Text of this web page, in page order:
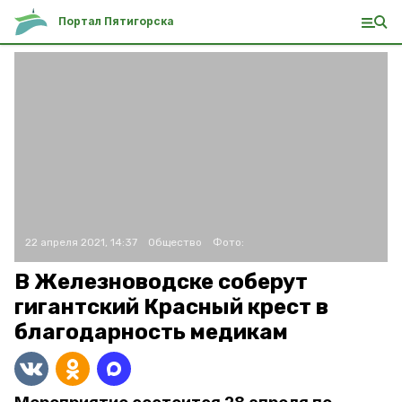
Портал Пятигорска
22 апреля 2021, 14:37 Общество Фото:
В Железноводске соберут
гигантский Красный крест в
благодарность медикам